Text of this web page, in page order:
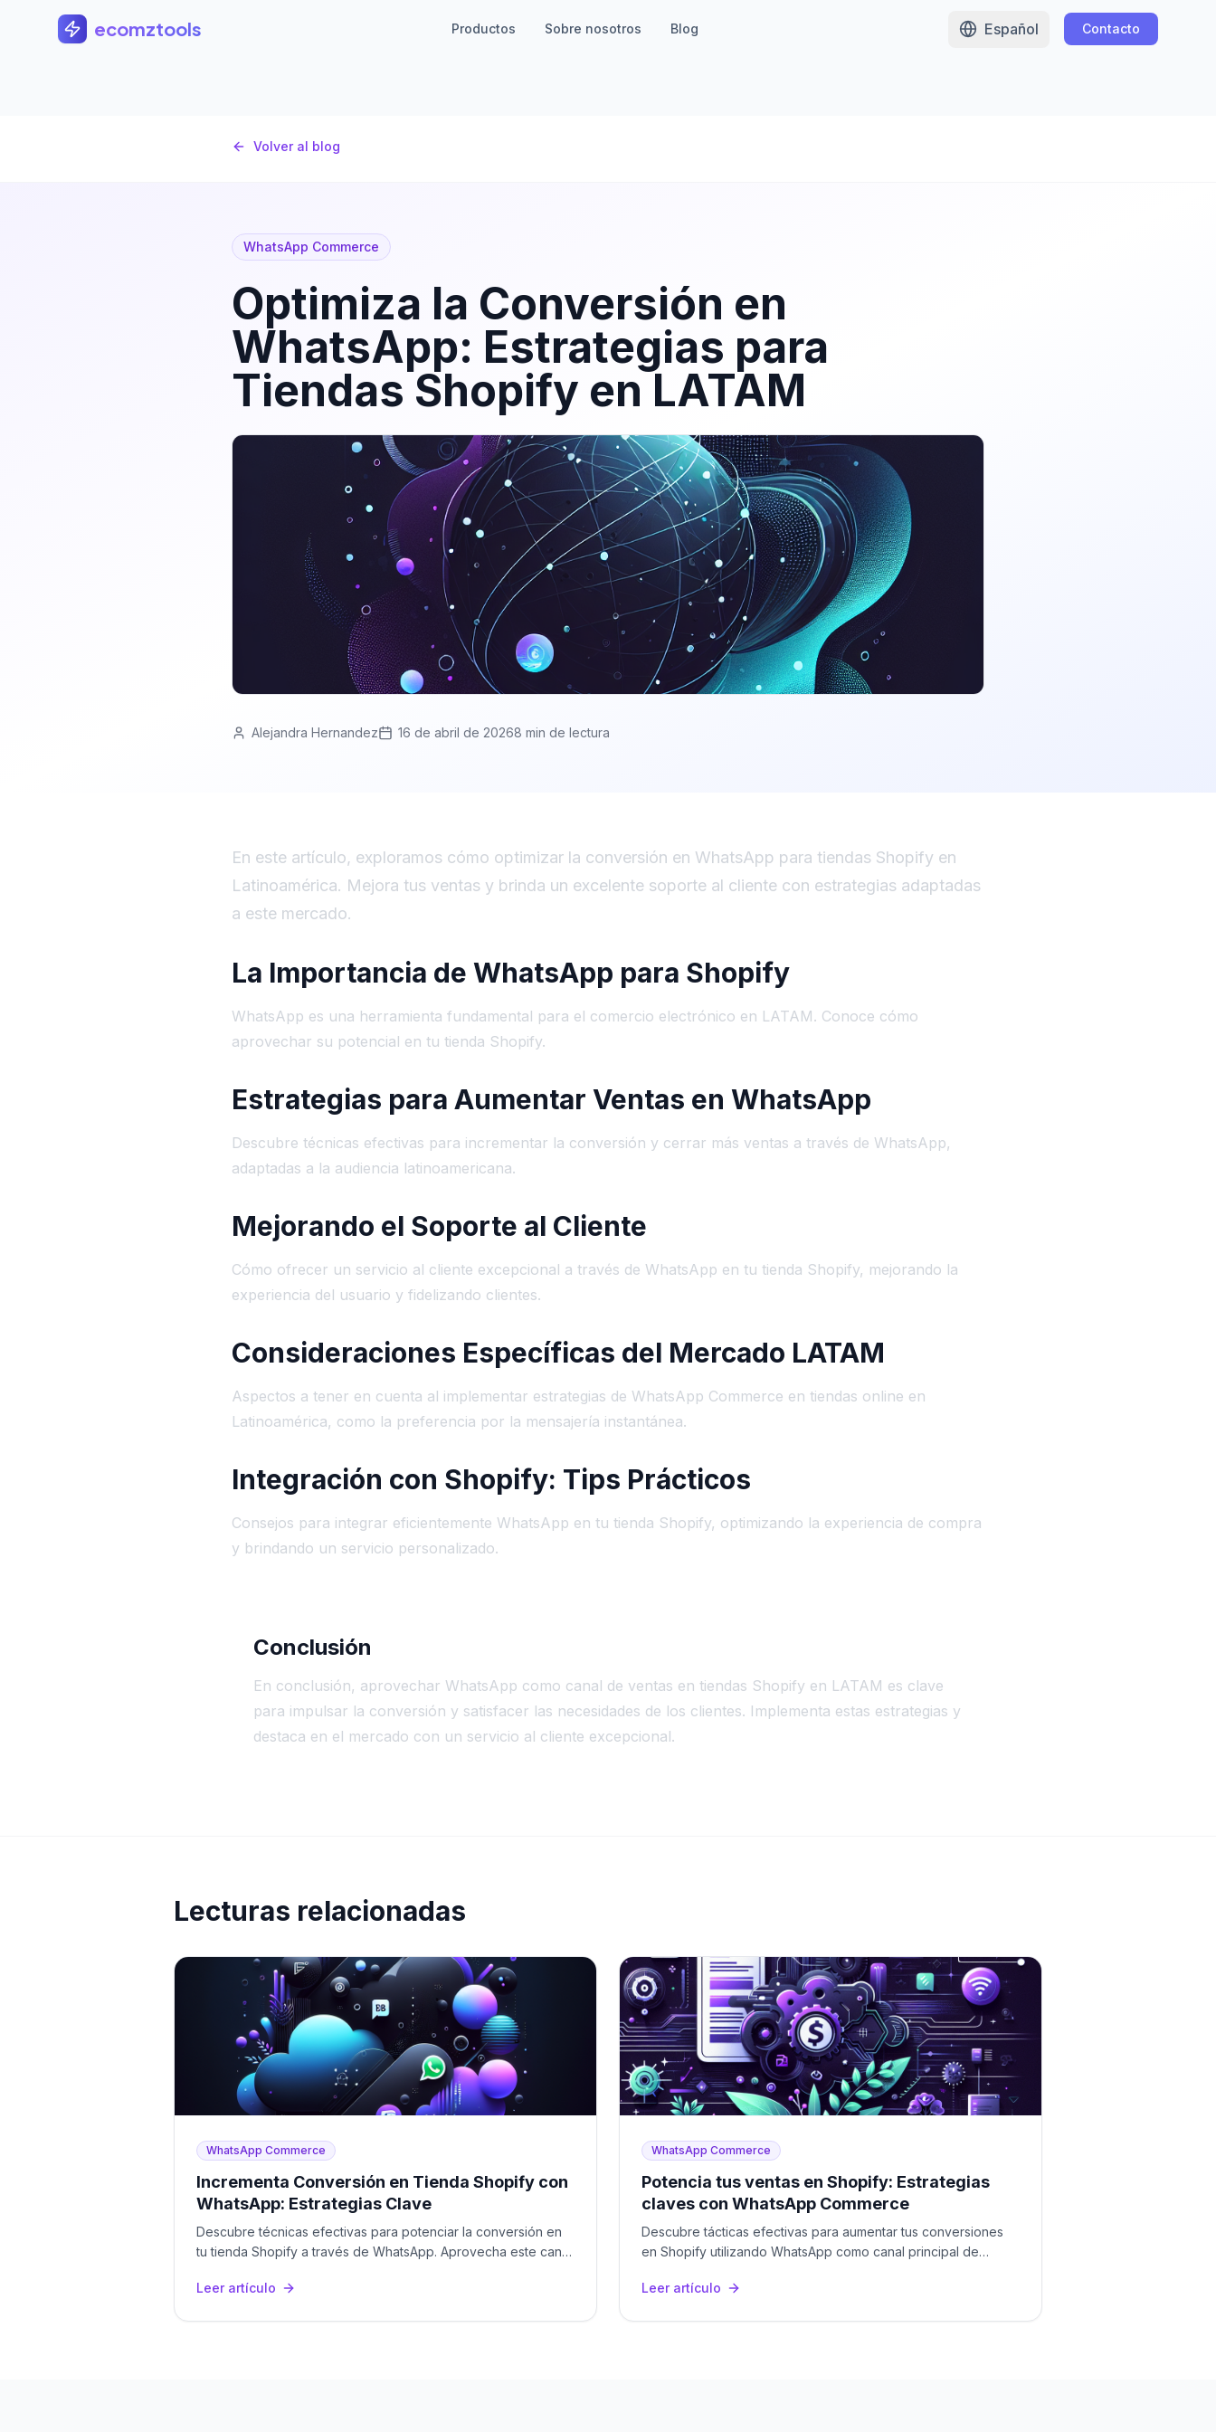
Saltar al contenido principal
ecomztools Productos Sobre nosotros Blog Español Contacto
Volver al blog
WhatsApp Commerce
Optimiza la Conversión en
WhatsApp: Estrategias para
Tiendas Shopify en LATAM
Alejandra Hernandez 16 de abril de 20268 min de lectura
En este artículo, exploramos cómo optimizar la conversión en WhatsApp para tiendas Shopify en
Latinoamérica. Mejora tus ventas y brinda un excelente soporte al cliente con estrategias adaptadas
a este mercado.
La Importancia de WhatsApp para Shopify
WhatsApp es una herramienta fundamental para el comercio electrónico en LATAM. Conoce cómo
aprovechar su potencial en tu tienda Shopify.
Estrategias para Aumentar Ventas en WhatsApp
Descubre técnicas efectivas para incrementar la conversión y cerrar más ventas a través de WhatsApp,
adaptadas a la audiencia latinoamericana.
Mejorando el Soporte al Cliente
Cómo ofrecer un servicio al cliente excepcional a través de WhatsApp en tu tienda Shopify, mejorando la
experiencia del usuario y fidelizando clientes.
Consideraciones Específicas del Mercado LATAM
Aspectos a tener en cuenta al implementar estrategias de WhatsApp Commerce en tiendas online en
Latinoamérica, como la preferencia por la mensajería instantánea.
Integración con Shopify: Tips Prácticos
Consejos para integrar eficientemente WhatsApp en tu tienda Shopify, optimizando la experiencia de compra
y brindando un servicio personalizado.
Conclusión
En conclusión, aprovechar WhatsApp como canal de ventas en tiendas Shopify en LATAM es clave
para impulsar la conversión y satisfacer las necesidades de los clientes. Implementa estas estrategias y
destaca en el mercado con un servicio al cliente excepcional.
Lecturas relacionadas
WhatsApp Commerce
Incrementa Conversión en Tienda Shopify con
WhatsApp: Estrategias Clave
Descubre técnicas efectivas para potenciar la conversión en
tu tienda Shopify a través de WhatsApp. Aprovecha este canal
Leer artículo
WhatsApp Commerce
Potencia tus ventas en Shopify: Estrategias
claves con WhatsApp Commerce
Descubre tácticas efectivas para aumentar tus conversiones
en Shopify utilizando WhatsApp como canal principal de
Leer artículo